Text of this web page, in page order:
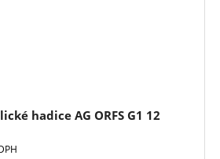
hadice AG ORFS G1 12